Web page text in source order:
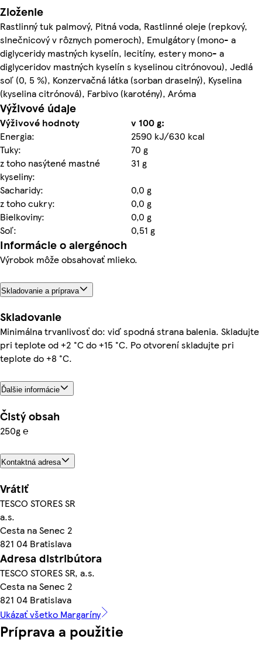
Zloženie
Rastlinný tuk palmový, Pitná voda, Rastlinné oleje (repkový,
slnečnicový v rôznych pomeroch), Emulgátory (mono- a
diglyceridy mastných kyselín, lecitíny, estery mono- a
diglyceridov mastných kyselín s kyselinou citrónovou), Jedlá
soľ (0, 5 %), Konzervačná látka (sorban draselný), Kyselina
(kyselina citrónová), Farbivo (karotény), Aróma
Výživové údaje
Výživové hodnoty
v 100 g:
Energia:
2590 kJ/630 kcal
Tuky:
70 g
z toho nasýtené mastné
kyseliny:
31 g
Sacharidy:
0,0 g
z toho cukry:
0,0 g
Bielkoviny:
0,0 g
Soľ:
0,51 g
Informácie o alergénoch
Výrobok môže obsahovať mlieko.
Skladovanie a príprava
Skladovanie
Minimálna trvanlivosť do: viď spodná strana balenia. Skladujte
pri teplote od +2 °C do +15 °C. Po otvorení skladujte pri
teplote do +8 °C.
Ďalšie informácie
Čistý obsah
250g ℮
Kontaktná adresa
Vrátiť
TESCO STORES SR
a.s.
Cesta na Senec 2
821 04 Bratislava
Adresa distribútora
TESCO STORES SR, a.s.
Cesta na Senec 2
821 04 Bratislava
Ukázať všetko Margaríny
Príprava a použitie